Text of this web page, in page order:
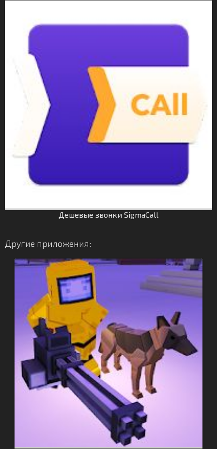
Дешевые звонки SigmaCall
Другие приложения: